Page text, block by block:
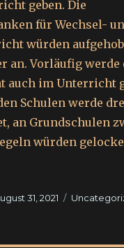
geben. Die
für Wechsel-
würden
an. Vorläufig werde
auch im Unterricht
Schulen werde
an Grundschulen
würden
31, 2021 Kategorien